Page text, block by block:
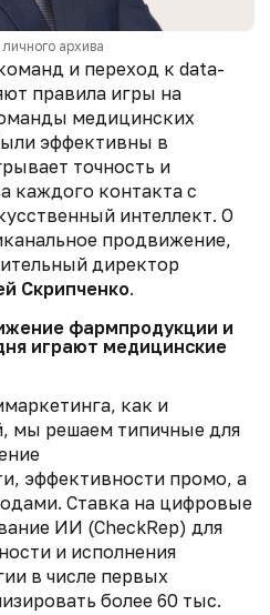
архива
и переход к data-
правила игры на
медицинских
эффективны в
точность и
каждого контакта с
интеллект. О
продвижение,
директор
Скрипченко.
фармпродукции и
играют медицинские
как и
мы решаем типичные для
эффективности промо, а
Ставка на цифровые
ИИ (CheckRep) для
и исполнения
в числе первых
более 60 тыс.